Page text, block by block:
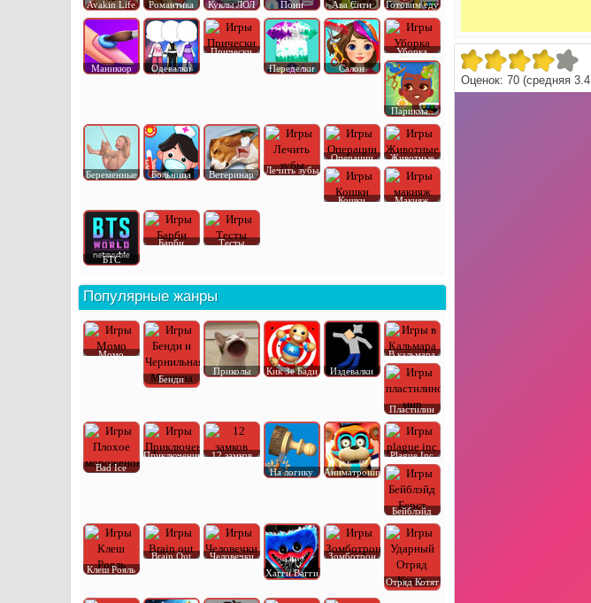
Оценок:70 (средняя3.4
Avakin Life Романтика Куклы ЛОЛ Пони Ава Сити Готовим еду
Маникюр Одевалки
Прически
Переделки
Салон
Уборка
Парикма..
Беременные Больница Ветеринар Лечить зубы
Операции Животные
Кошки Макияж
БТС
Барби Тесты
Популярные жанры
Момо
Бенди
Приколы Кик Зе Бади Издевалки
В кальмара
Пластилин
Bad Ice
Приключения
12 замков
На логику
Аниматроник
Plague Inc
Бейблэйд
Клеш Рояль
Brain Out
Человечки
Хагги Вагги
Зомботрон
Отряд Котят